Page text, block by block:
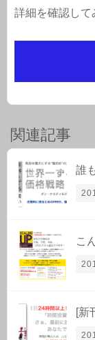
詳細を確認して
関連記事
誰
こ
[新